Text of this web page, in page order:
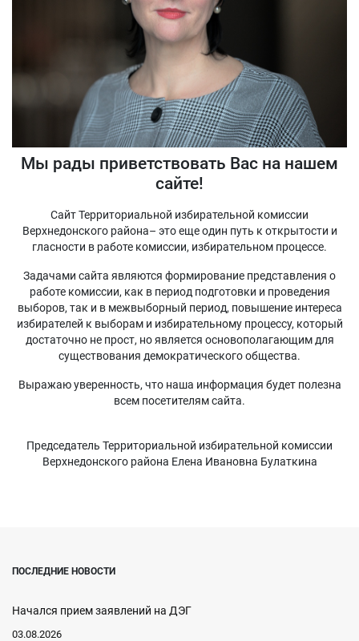
Мы рады приветствовать Вас на нашем
сайте!
Сайт Территориальной избирательной комиссии
Верхнедонского района– это еще один путь к открытости и
гласности в работе комиссии, избирательном процессе.
Задачами сайта являются формирование представления о
работе комиссии, как в период подготовки и проведения
выборов, так и в межвыборный период, повышение интереса
избирателей к выборам и избирательному процессу, который
достаточно не прост, но является основополагающим для
существования демократического общества.
Выражаю уверенность, что наша информация будет полезна
всем посетителям сайта.
Председатель Территориальной избирательной комиссии
Верхнедонского района Елена Ивановна Булаткина
ПОСЛЕДНИЕ НОВОСТИ
Начался прием заявлений на ДЭГ
03.08.2026